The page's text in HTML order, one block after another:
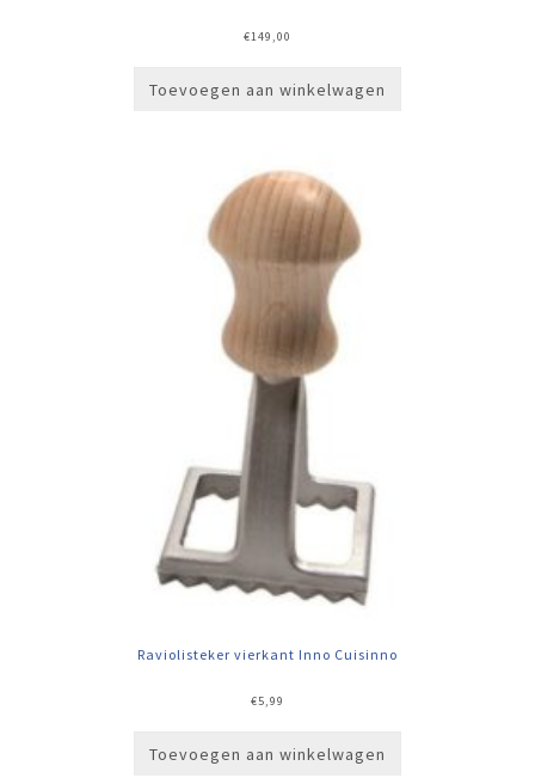
€149,00
Toevoegen aan winkelwagen
Raviolisteker vierkant Inno Cuisinno
€5,99
Toevoegen aan winkelwagen